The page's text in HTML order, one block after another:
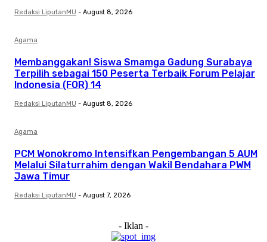
Redaksi LiputanMU - August 8, 2026
Agama
Membanggakan! Siswa Smamga Gadung Surabaya
Terpilih sebagai 150 Peserta Terbaik Forum Pelajar
Indonesia (FOR) 14
Redaksi LiputanMU - August 8, 2026
Agama
PCM Wonokromo Intensifkan Pengembangan 5 AUM
Melalui Silaturrahim dengan Wakil Bendahara PWM
Jawa Timur
Redaksi LiputanMU - August 7, 2026
- Iklan -